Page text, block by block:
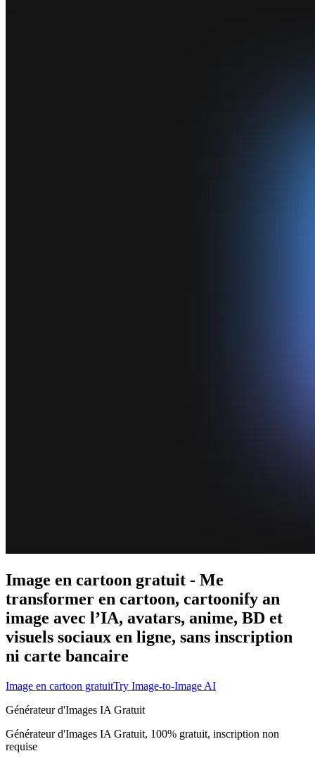
Image en cartoon gratuit - Me
transformer en cartoon, cartoonify an
image avec l’IA, avatars, anime, BD et
visuels sociaux en ligne, sans inscription
ni carte bancaire
Image en cartoon gratuitTry Image-to-Image AI
Générateur d'Images IA Gratuit
Générateur d'Images IA Gratuit, 100% gratuit, inscription non
requise